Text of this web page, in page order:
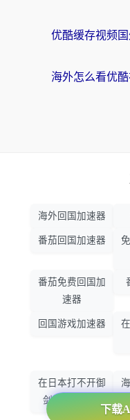
下载
海外回国加速器
番茄回国加速器
番茄免费回国加
速器
回国游戏加速器
在日本打不开御
剑情缘怎么办